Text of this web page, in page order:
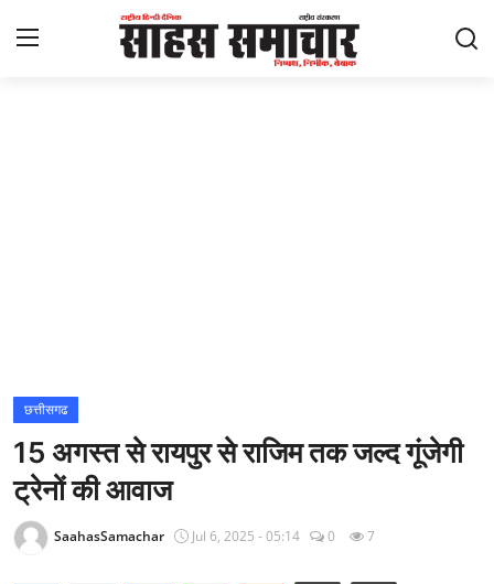
राज्य
अंतराष्ट्रीय
राजनीति
छत्तीसगढ
15 अगस्त से रायपुर से राजिम तक जल्द गूंजेगी
ट्रेनों की आवाज
SaahasSamachar Jul 6, 2025 - 05:14 0 7